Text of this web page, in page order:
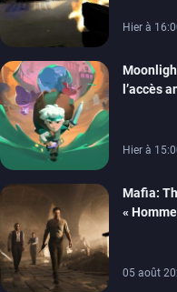
Hier à
l’accès
Hier à
Mafia:
«
05 août